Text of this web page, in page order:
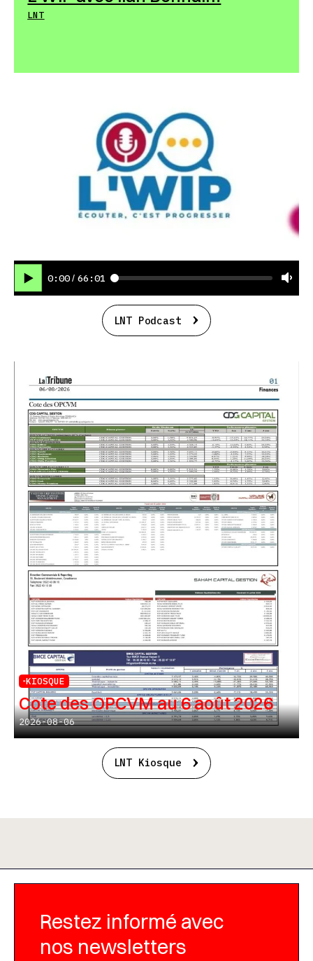
LNT
0:00 / 66:01
LNT Podcast
KIOSQUE
Cote des OPCVM au 6 août 2026
2026-08-06
LNT Kiosque
Restez informé avec
nos newsletters